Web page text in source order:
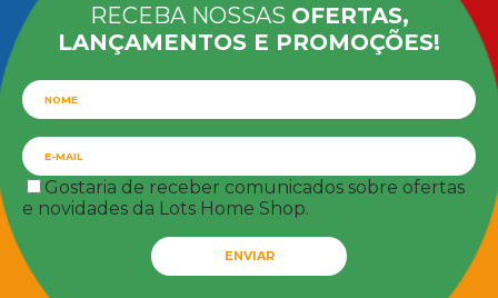
RECEBA NOSSAS OFERTAS,
LANÇAMENTOS E PROMOÇÕES!
Gostaria de receber comunicados sobre ofertas
e novidades da Lots Home Shop.
ENVIAR